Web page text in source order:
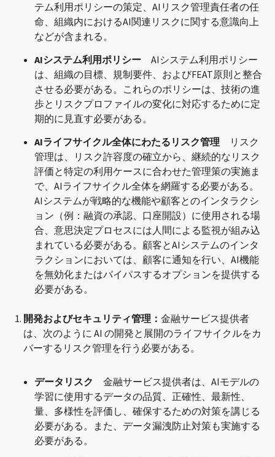
テム利用ポリシーの策定、AIリスク管理責任者の任
命、組織内におけるAI関連リスクに関する意識向上
などが含まれる。
AIシステム利用ポリシー AIシステム利用ポリシー
は、組織の目標、規制要件、およびFEAT原則と整合
させる必要がある。これらのポリシーは、技術の進
歩とリスクプロファイルの変化に対応するために定
期的に見直す必要がある。
AIライフサイクル全体にわたるリスク管理 リスク
管理は、リスク許容度の確立から、継続的なリスク
評価と特定の利用ケースに合わせた管理策の実施ま
で、AIライフサイクル全体を網羅する必要がある。
AIシステムが戦略的な機能や顧客とのインタラクシ
ョン（例：融資の承認、口座開設）に使用される場
合、意思決定プロセスには人間による監視が組み込
まれている必要がある。顧客とAIシステムのインタ
ラクションにおいては、顧客に通知を行い、AI機能
を無効化またはバイパスするオプションを提供する
必要がある。
開発およびセキュリティ管理： 金融サービス提供者
は、次のように AI の開発と展開のライフサイクルをカ
バーするリスク管理を行う必要がある。
データリスク 金融サービス提供者は、AIモデルの
学習に使用するデータの品質、正確性、最新性、
量、多様性を評価し、確保するための対策を講じる
必要がある。また、データ漏洩防止対策も実施する
必要がある。